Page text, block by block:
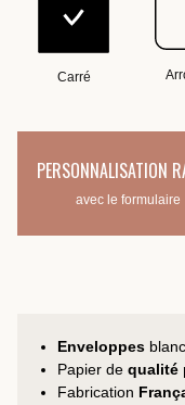
Carré
PERSONNALISATION
avec le formulaire
Enveloppes
Papier de qualité
Fabrication